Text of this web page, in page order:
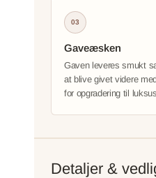
03
Gaveæsken
Gaven leveres smukt
at blive givet videre
for opgradering til
Detaljer &